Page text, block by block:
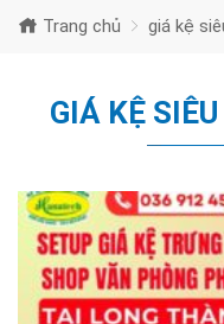
Trang chủ giá kệ
GIÁ KỆ